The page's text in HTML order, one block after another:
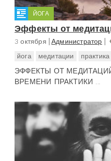
ЙОГА
Эффекты от
3 октября Администратор
йога
медитации практика
ЭФФЕКТЫ ОТ
ВРЕМЕНИ ПРАКТИКИ ...